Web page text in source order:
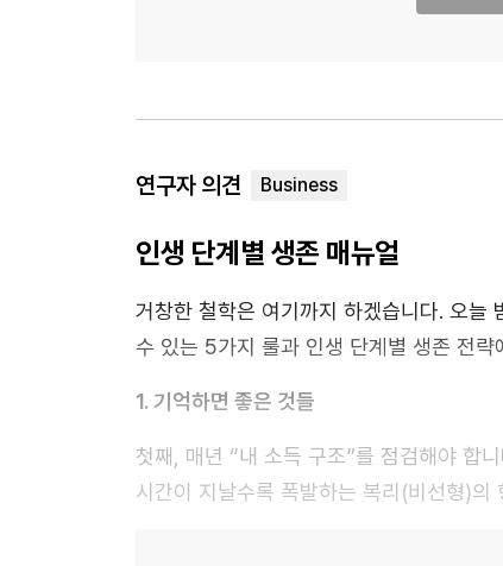
연구자 의견
인생 단계별 생존 매뉴얼
거창한 철학은 여기까지 하겠습니다. 오늘
수 있는 5가지 룰과 인생 단계별 생존 전
1. 기억하면 좋은 것들
첫째, 매년 “내 소득 구조”를 점검해야 합
시간이 지날수록 폭발하는 복리(비선형)의